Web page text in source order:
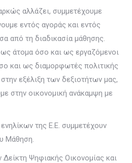
αλλάζει, συμμετέχουμε
εντός αγοράς και εντός
από τη διαδικασία μάθησης.
άτομα όσο και ως εργαζόμενοι
και ως διαμορφωτές πολιτικής
εξέλιξη των δεξιοτήτων μας,
στην οικονομική ανάκαμψη με
της Ε.Ε. συμμετέχουν
Μάθηση.
Ψηφιακής Οικονομίας και